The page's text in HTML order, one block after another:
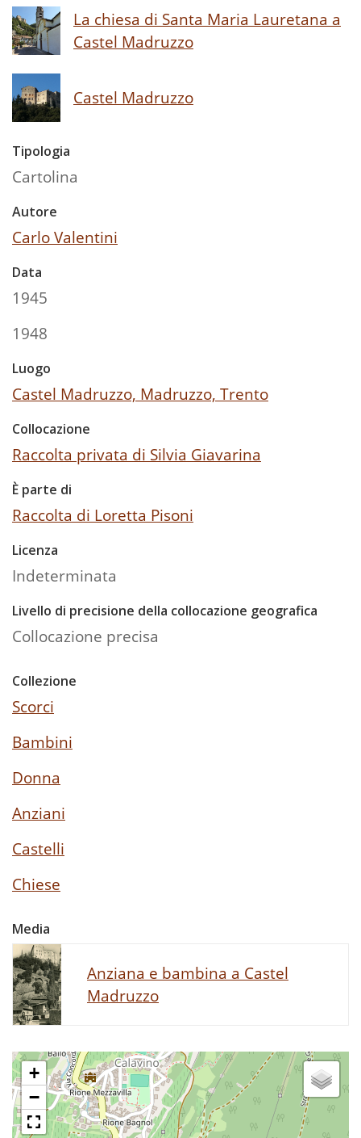
La chiesa di Santa Maria Lauretana a
Castel Madruzzo
Castel Madruzzo
Tipologia
Cartolina
Autore
Carlo Valentini
Data
1945
1948
Luogo
Castel Madruzzo, Madruzzo, Trento
Collocazione
Raccolta privata di Silvia Giavarina
È parte di
Raccolta di Loretta Pisoni
Licenza
Indeterminata
Livello di precisione della collocazione geografica
Collocazione precisa
Collezione
Scorci
Bambini
Donna
Anziani
Castelli
Chiese
Media
Anziana e bambina a Castel
Madruzzo
+
−